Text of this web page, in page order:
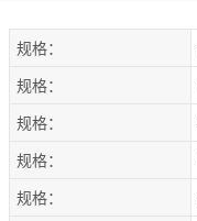
规格：
规格：
规格：
规格：
规格：